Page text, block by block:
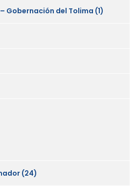
Gobernación del Tolima (1)
(24)